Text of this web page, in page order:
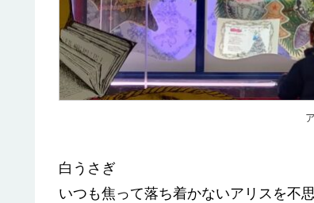
白うさぎ
いつも焦って落ち着かないアリスを不